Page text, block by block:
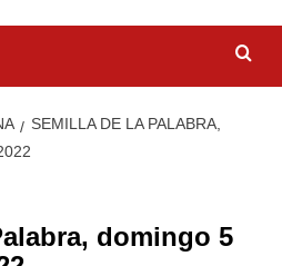
SEMILLA DE LA PALABRA,
domingo 5